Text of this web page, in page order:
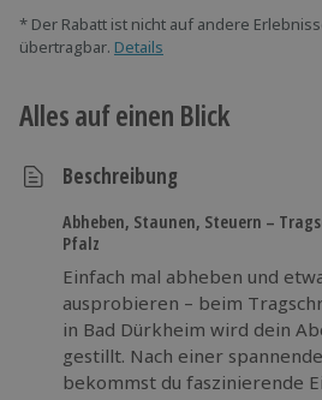
* Der Rabatt ist nicht auf andere
übertragbar. Details
Alles auf einen Blick
Beschreibung
Abheben, Staunen, Steuern –
Pfalz
Einfach mal abheben und
ausprobieren – beim
in Bad Dürkheim wird dein
gestillt. Nach einer
bekommst du faszinierende